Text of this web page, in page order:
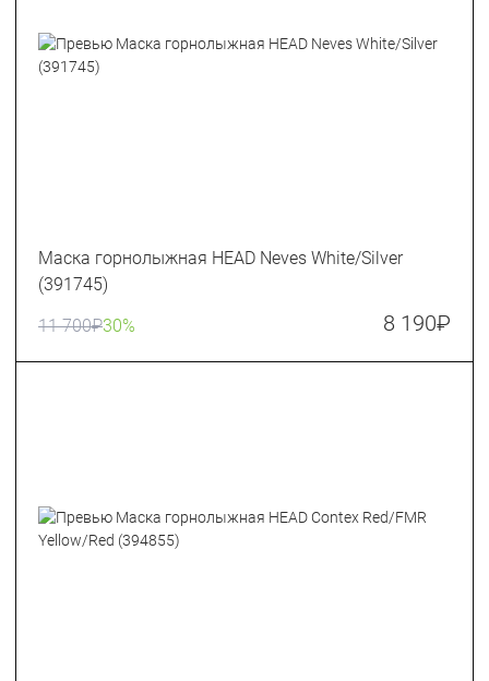
Маска горнолыжная HEAD Neves White/Silver
(391745)
11 700₽30% 8 190₽